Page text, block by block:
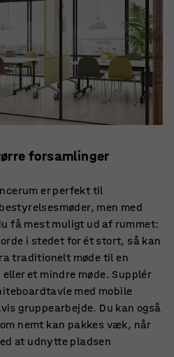
forsamlinger
er perfekt til
men med
få mest muligt ud af rummet:
i stedet for ét stort, så kan
traditionelt møde til en
et mindre møde. Supplér
med mobile
gruppearbejde. Du kan også
nemt kan pakkes væk, når
at udnytte pladsen